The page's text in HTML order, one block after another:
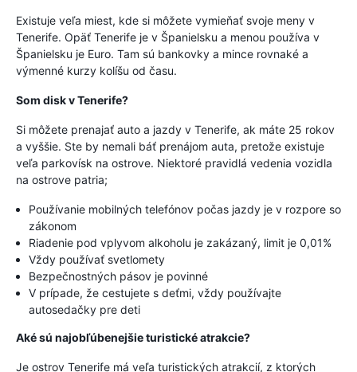
Existuje veľa miest, kde si môžete vymieňať svoje meny v
Tenerife. Opäť Tenerife je v Španielsku a menou používa v
Španielsku je Euro. Tam sú bankovky a mince rovnaké a
výmenné kurzy kolíšu od času.
Som disk v Tenerife?
Si môžete prenajať auto a jazdy v Tenerife, ak máte 25 rokov
a vyššie. Ste by nemali báť prenájom auta, pretože existuje
veľa parkovísk na ostrove. Niektoré pravidlá vedenia vozidla
na ostrove patria;
Používanie mobilných telefónov počas jazdy je v rozpore so
zákonom
Riadenie pod vplyvom alkoholu je zakázaný, limit je 0,01%
Vždy používať svetlomety
Bezpečnostných pásov je povinné
V prípade, že cestujete s deťmi, vždy používajte
autosedačky pre deti
Aké sú najobľúbenejšie turistické atrakcie?
Je ostrov Tenerife má veľa turistických atrakcií, z ktorých